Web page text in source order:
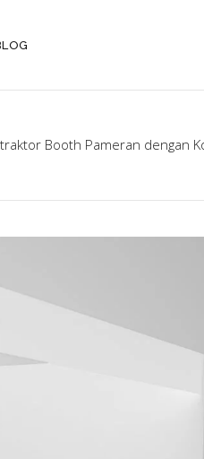
Booth Pameran dengan